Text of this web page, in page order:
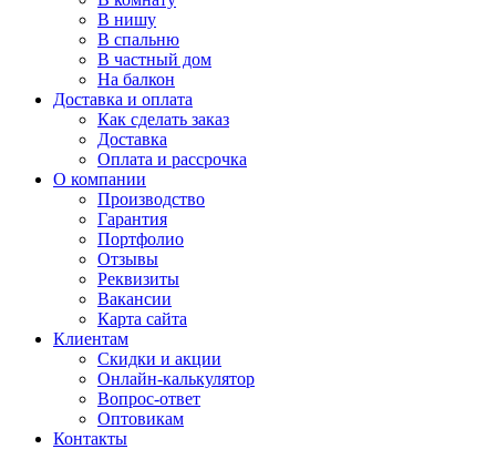
В нишу
В спальню
В частный дом
На балкон
Доставка и оплата
Как сделать заказ
Доставка
Оплата и рассрочка
О компании
Производство
Гарантия
Портфолио
Отзывы
Реквизиты
Вакансии
Карта сайта
Клиентам
Скидки и акции
Онлайн-калькулятор
Вопрос-ответ
Оптовикам
Контакты